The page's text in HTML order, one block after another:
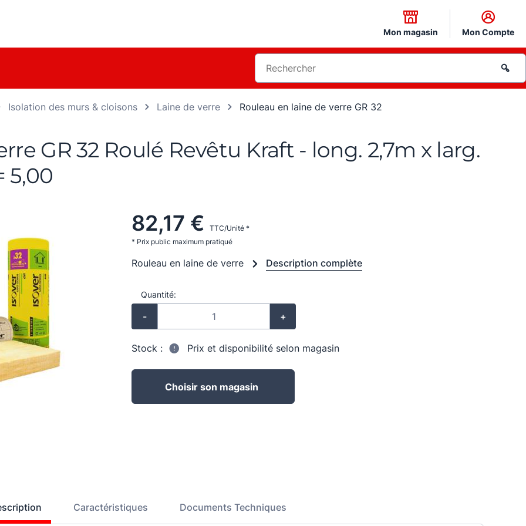
Mon magasin Mon Compte
Isolation des murs & cloisons Laine de verre Rouleau en laine de verre GR 32
GR 32 Roulé Revêtu Kraft - long. 2,7m x larg.
5,00
82,17 €
TTC/Unité *
* Prix public maximum pratiqué
Rouleau en laine de verre Description complète
Quantité:
- +
Stock : Prix et disponibilité selon magasin
Choisir son magasin
Caractéristiques Documents Techniques